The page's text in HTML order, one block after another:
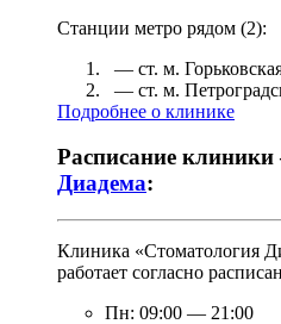
Станции метро рядом (2):
— ст. м.
— ст. м.
Подробнее о клинике
Расписание
Диадема:
Клиника «Стоматология
работает согласно
Пн: 09:00 — 21:00